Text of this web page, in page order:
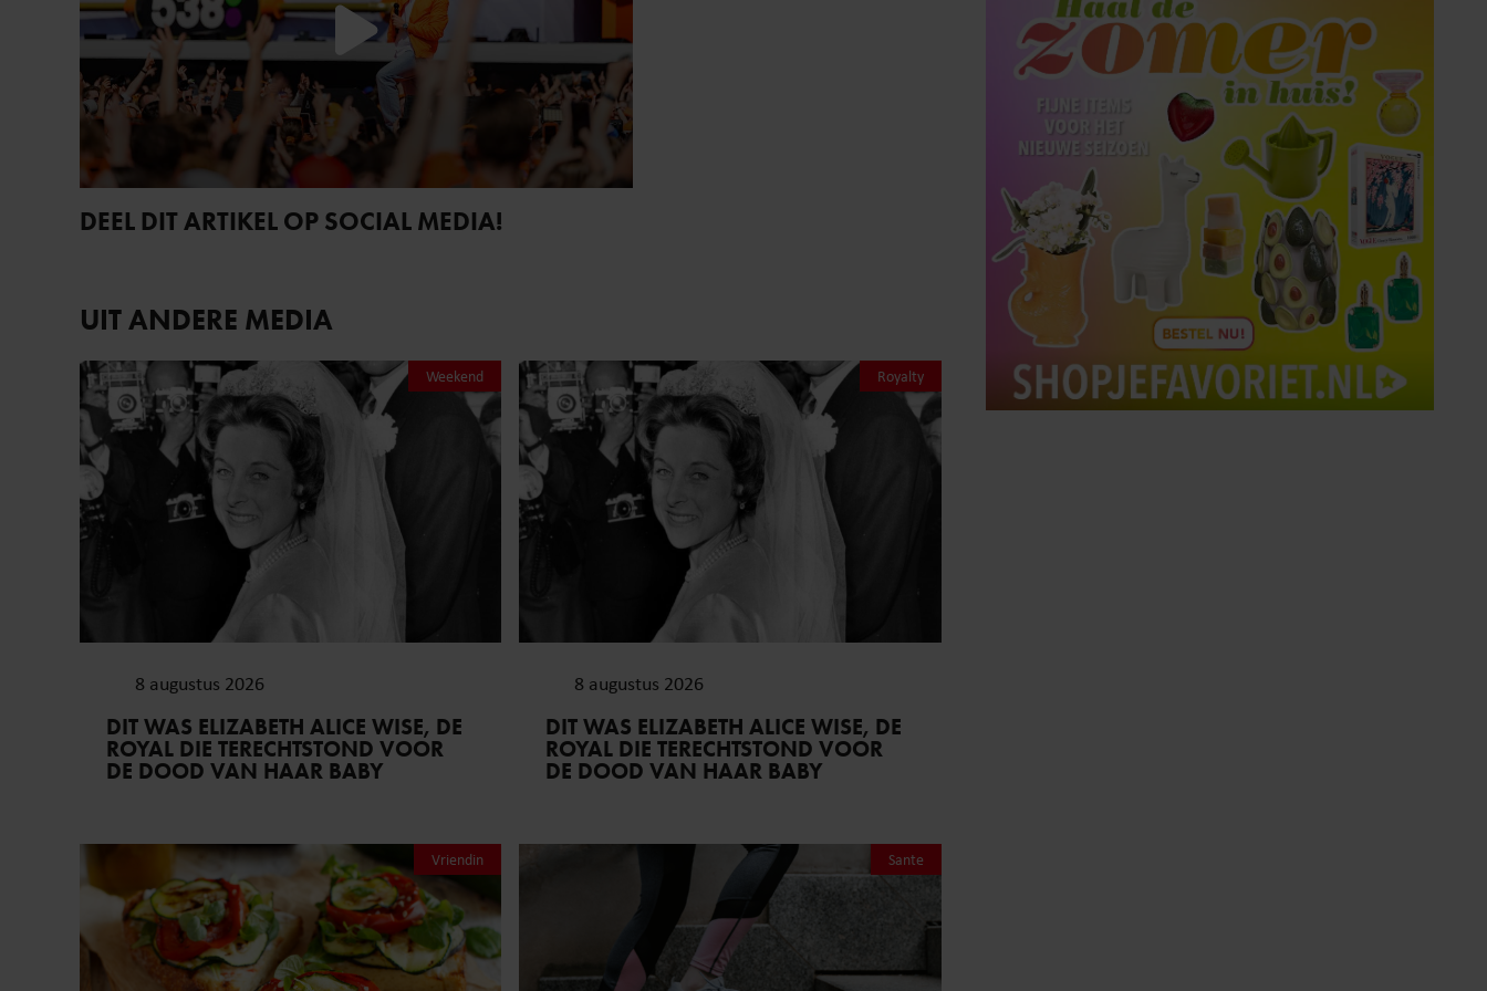
DEEL DIT ARTIKEL OP SOCIAL MEDIA!
UIT ANDERE MEDIA
Weekend
8 augustus 2026
DIT WAS ELIZABETH ALICE WISE, DE
ROYAL DIE TERECHTSTOND VOOR
DE DOOD VAN HAAR BABY
Royalty
8 augustus 2026
DIT WAS ELIZABETH ALICE WISE, DE
ROYAL DIE TERECHTSTOND VOOR
DE DOOD VAN HAAR BABY
Vriendin Sante